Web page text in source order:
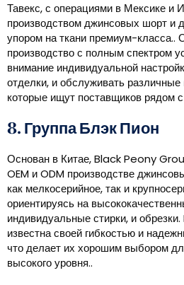
Тавекс, с операциями в Мексике и
производством джинсовых шорт и
упором на ткани премиум-класса..
производство с полным спектром
внимание индивидуальной
отделки, и обслуживать
которые ищут поставщиков рядом с
8. Группа Блэк Пион
Основан в Китае, Black Peony
OEM и ODM производстве
как мелкосерийное, так и
ориентируясь на
индивидуальные стирки, и
известна своей гибкостью и
что делает их хорошим выбором
высокого уровня..